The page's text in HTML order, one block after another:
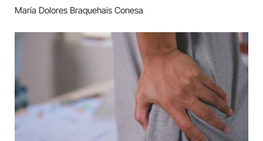
María Dolores Braquehais Conesa